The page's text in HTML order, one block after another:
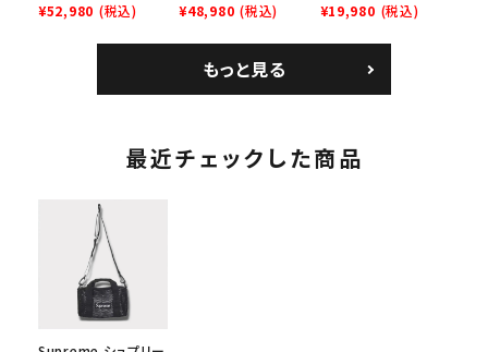
Bandana Football
¥52,980 (税込)
Backpack バックパッ
¥48,980 (税込)
Homerun Tee ホー
¥19,980 (税込)
もっと見る
最近チェックした商品